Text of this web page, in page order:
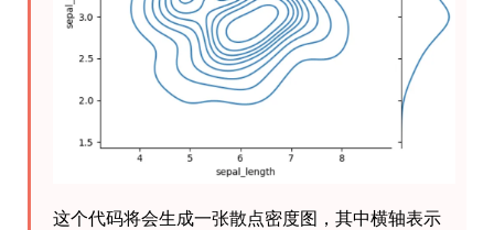
这个代码将会生成一张散点密度图，其中横轴表示